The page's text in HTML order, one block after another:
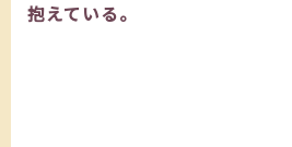
抱えている。